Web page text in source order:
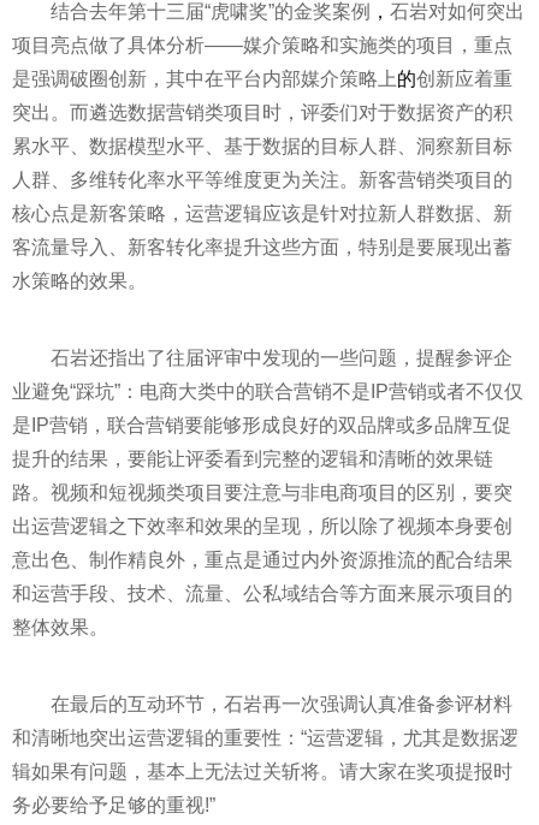
结合去年第十三届“虎啸奖”的金奖案例 ， 石岩对如何突出
项目亮点做了具体分析——媒介策略和实施类的项目，重点
是强调破圈创新，其中在平台内部媒介策略上的创新应着重
突出。而遴选数据营销类项目时，评委们对于数据资产的积
累水平 、数据模型水平 、基于数据的目标人群、洞察新目标
人群、多维转化率水平等维度更为关注。新客营销类项目的
核心点是新客策略，运营逻辑应该是针对拉新人群数据、新
客流量导入、新客转化率提升这些方面，特别是要展现出蓄
水策略的效果。
石岩还指出了往届评审中发现的一些问题，提醒参评企
业避免“踩坑”：电商大类中的联合营销不是IP营销或者不仅仅
是IP营销，联合营销要能够形成良好的双品牌或多品牌互促
提升的结果，要能让评委看到完整的逻辑和清晰的效果链
路。视频和短视频类项目要注意与非电商项目的区别，要突
出运营逻辑之下效率和效果的呈现，所以除了视频本身要创
意出色、制作精良外，重点是通过内外资源推流的配合结果
和运营手段、技术、流量、公私域结合等方面来展示项目的
整体效果。
在最后的互动环节，石岩再一次强调认真准备参评材料
和清晰地突出运营逻辑的重要性 ：“运营逻辑，尤其是数据逻
辑如果有问题，基本上无法过关斩将。请大家在奖项提报时
务必要给予足够的重视!”